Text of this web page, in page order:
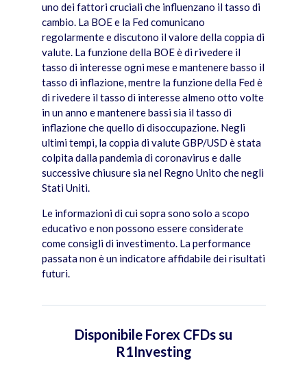
uno dei fattori cruciali che influenzano il tasso di
cambio. La BOE e la Fed comunicano
regolarmente e discutono il valore della coppia di
valute. La funzione della BOE è di rivedere il
tasso di interesse ogni mese e mantenere basso il
tasso di inflazione, mentre la funzione della Fed è
di rivedere il tasso di interesse almeno otto volte
in un anno e mantenere bassi sia il tasso di
inflazione che quello di disoccupazione. Negli
ultimi tempi, la coppia di valute GBP/USD è stata
colpita dalla pandemia di coronavirus e dalle
successive chiusure sia nel Regno Unito che negli
Stati Uniti.
Le informazioni di cui sopra sono solo a scopo
educativo e non possono essere considerate
come consigli di investimento. La performance
passata non è un indicatore affidabile dei risultati
futuri.
Disponibile Forex CFDs su
R1Investing